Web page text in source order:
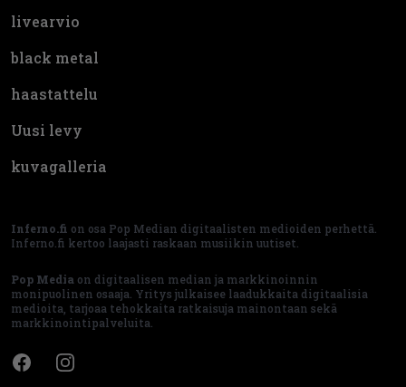
livearvio
black metal
haastattelu
Uusi levy
kuvagalleria
Inferno.fi on osa Pop Median digitaalisten medioiden perhettä.
Inferno.fi kertoo laajasti raskaan musiikin uutiset.
Pop Media on digitaalisen median ja markkinoinnin
monipuolinen osaaja. Yritys julkaisee laadukkaita digitaalisia
medioita, tarjoaa tehokkaita ratkaisuja mainontaan sekä
markkinointipalveluita.
FacebookInstagram